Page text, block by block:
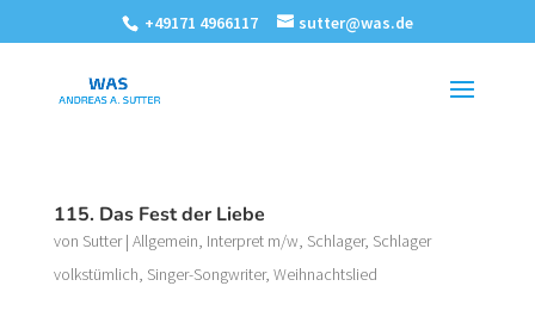
+49171 4966117 sutter@was.de
115. Das Fest der Liebe
von Sutter| Allgemein, Interpret m/w, Schlager, Schlager
volkstümlich, Singer-Songwriter, Weihnachtslied